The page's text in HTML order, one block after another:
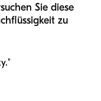
Sie diese
zu